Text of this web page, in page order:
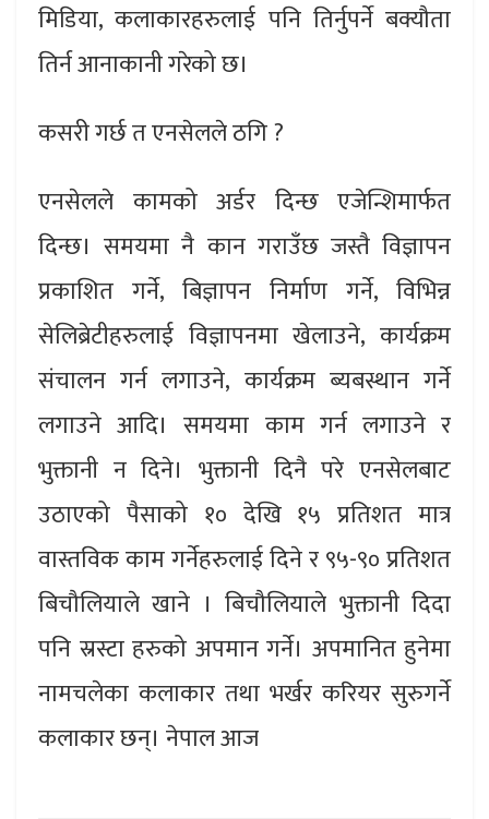
मिडिया, कलाकारहरुलाई पनि तिर्नुपर्ने बक्यौता
तिर्न आनाकानी गरेको छ।
कसरी गर्छ त एनसेलले ठगि ?
एनसेलले कामको अर्डर दिन्छ एजेन्शिमार्फत
दिन्छ। समयमा नै कान गराउँछ जस्तै विज्ञापन
प्रकाशित गर्ने, बिज्ञापन निर्माण गर्ने, विभिन्न
सेलिब्रेटीहरुलाई विज्ञापनमा खेलाउने, कार्यक्रम
संचालन गर्न लगाउने, कार्यक्रम ब्यबस्थान गर्ने
लगाउने आदि। समयमा काम गर्न लगाउने र
भुक्तानी न दिने। भुक्तानी दिनै परे एनसेलबाट
उठाएको पैसाको १० देखि १५ प्रतिशत मात्र
वास्तविक काम गर्नेहरुलाई दिने र ९५-९० प्रतिशत
बिचौलियाले खाने । बिचौलियाले भुक्तानी दिदा
पनि स्रस्टा हरुको अपमान गर्ने। अपमानित हुनेमा
नामचलेका कलाकार तथा भर्खर करियर सुरुगर्ने
कलाकार छन्। नेपाल आज